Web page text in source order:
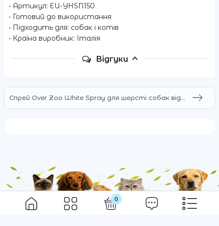
0
• Артикул: EU-YHSN150
• Готовий до використання
• Підходить для: собак і котів
• Країна виробник: Італія
Відгуки
Спрей Over Zoo White Spray для шерсті собак від пожовтілих плям